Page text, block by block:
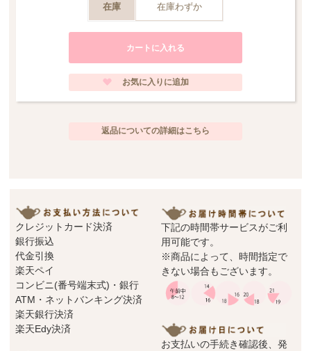
ーカー側の検品と合わせ、3度の検品が行われております。又、ハンドペイント
在庫 在庫わずか
返品についての詳細はこちら
クレジットカード決済
銀行振込
代金引換
楽天ペイ
コンビニ(番号端末式)・銀行
ATM・ネットバンキング決済
楽天銀行決済
楽天Edy決済
下記の時間帯サービスがご利
用可能です。
※商品によって、時間指定で
きない場合もございます。
お支払いの手続き確認後、発